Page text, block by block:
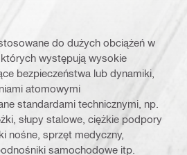
do dużych obciążeń w
występują wysokie
bezpieczeństwa lub dynamiki,
atomowymi
standardami technicznymi, np.
słupy stalowe, ciężkie podpory
nośne, sprzęt medyczny,
samochodowe itp.